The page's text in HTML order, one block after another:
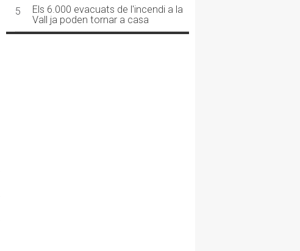
5
Els 6.000 evacuats de l'incendi a la
Vall ja poden tornar a casa